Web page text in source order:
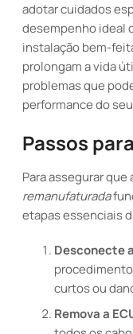
adotar cuidados
desempenho ideal
instalação bem-
prolongam a vida
problemas que
performance do
Passos
Para assegurar que
remanufaturada
etapas essenciais
Desconecte
curtos ou
Remova a